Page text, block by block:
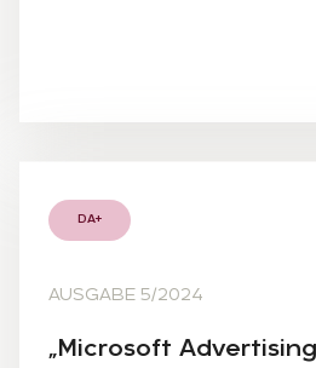
DA+
AUSGABE 5/2024
„Mi­cro­soft